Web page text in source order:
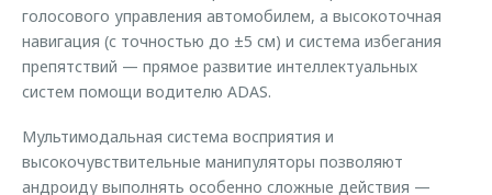
голосового управления автомобилем, а высокоточная
навигация (с точностью до ±5 см) и система избегания
препятствий — прямое развитие интеллектуальных
систем помощи водителю ADAS.
Мультимодальная система восприятия и
высокочувствительные манипуляторы позволяют
андроиду выполнять особенно сложные действия —